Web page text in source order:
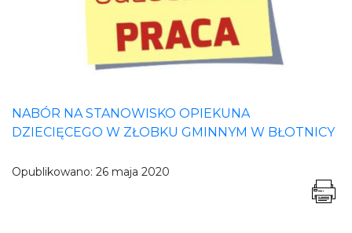
NABÓR NA STANOWISKO OPIEKUNA
DZIECIĘCEGO W ZŁOBKU GMINNYM W BŁOTNICY
Opublikowano: 26 maja 2020